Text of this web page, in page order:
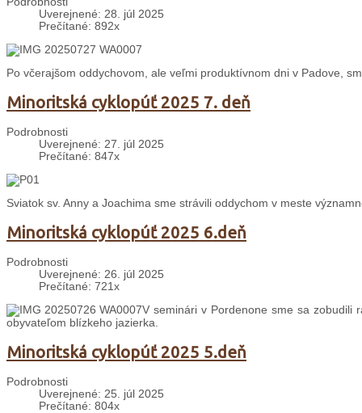
Uverejnené: 28. júl 2025
Prečítané: 892x
Po včerajšom oddychovom, ale veľmi produktívnom dni v Padove,
Minoritská cyklopúť 2025 7. deň
Podrobnosti
Uverejnené: 27. júl 2025
Prečítané: 847x
Sviatok sv. Anny a Joachima sme strávili oddychom v meste
Minoritská cyklopúť 2025 6.deň
Podrobnosti
Uverejnené: 26. júl 2025
Prečítané: 721x
V seminári v Pordenone sme sa zobudili
obyvateľom blízkeho jazierka.
Minoritská cyklopúť 2025 5.deň
Podrobnosti
Uverejnené: 25. júl 2025
Prečítané: 804x